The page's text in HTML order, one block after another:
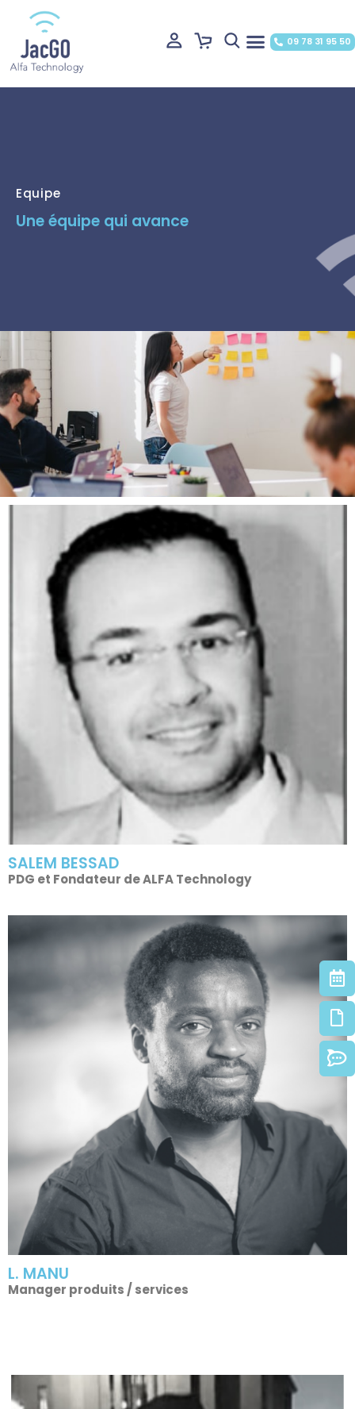
09 78 31 95 50
Equipe
Une équipe qui avance
SALEM BESSAD
PDG et Fondateur de ALFA Technology
L. MANU
Manager produits / services